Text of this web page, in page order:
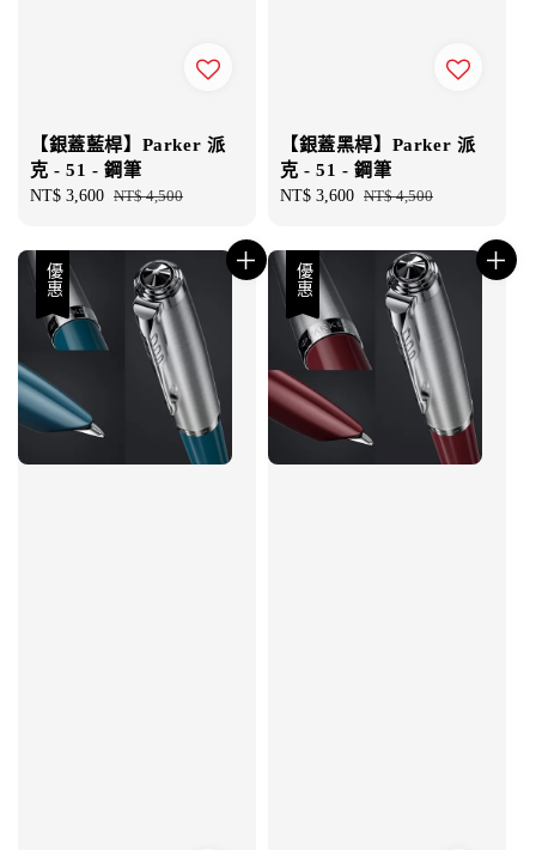
【銀蓋藍桿】Parker 派
克 - 51 - 鋼筆
Sale
NT$ 3,600 Regular
NT$ 4,500
【銀蓋黑桿】Parker 派
克 - 51 - 鋼筆
Sale
NT$ 3,600 Regular
NT$ 4,500
優惠 優惠